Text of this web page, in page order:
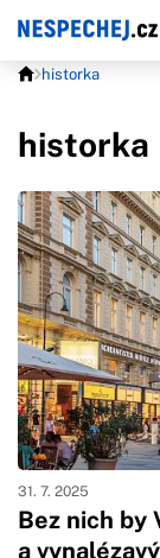
historka
historka
Bez nich by
a
31. 7. 2025